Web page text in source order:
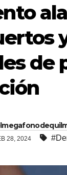
de
28, 2024